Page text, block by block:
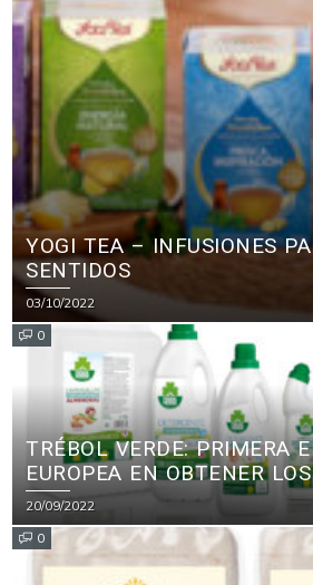
YOGI TEA – INFUSIONES
SENTIDOS
03/10/2022
0
TRÉBOL VERDE: PRIMERA
EUROPEA EN OBTENER
PRINCIPALES
PARA PRODUCTOS DE
20/09/2022
0